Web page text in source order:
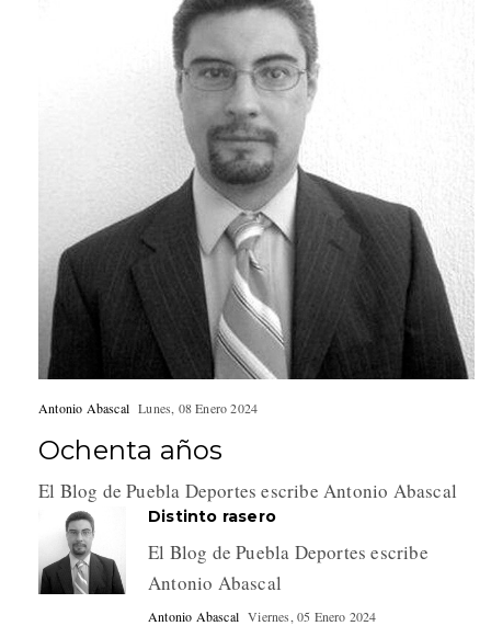
Antonio Abascal Lunes, 08 Enero 2024
Ochenta años
El Blog de Puebla Deportes escribe Antonio Abascal
Distinto rasero
El Blog de Puebla Deportes escribe
Antonio Abascal
Antonio Abascal Viernes, 05 Enero 2024